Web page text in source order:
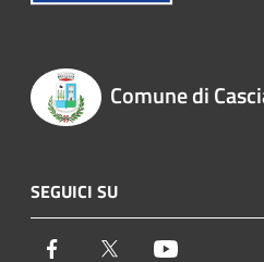
Comune di
SEGUICI SU
Facebook Twitter